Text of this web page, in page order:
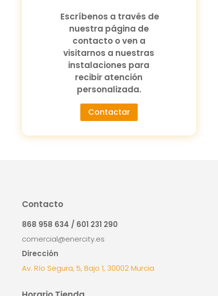
Escríbenos a través de
nuestra página de
contacto o ven a
visitarnos a nuestras
instalaciones para
recibir atención
personalizada.
Contactar
Contacto
868 958 634 / 601 231 290
comercial@enercity.es
Dirección
Av. Río Segura, 5, Bajo 1, 30002 Murcia